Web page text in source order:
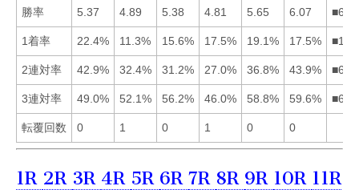
勝率 5.37 4.89 5.38 4.81 5.65 6.07
1着率 22.4% 11.3% 15.6% 17.5% 19.1% 17.5%
2連対率 42.9% 32.4% 31.2% 27.0% 36.8% 43.9%
3連対率 49.0% 52.1% 56.2% 46.0% 58.8% 59.6%
転覆回数 0 1 0 1 0 0
1R 2R 3R 4R 5R 6R 7R 8R 9R 10R 11R